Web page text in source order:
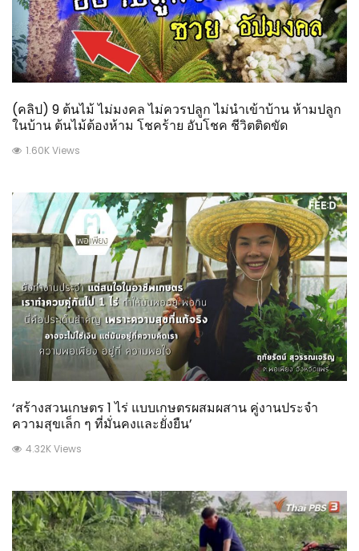
(คลิป) 9 ต้นไม้ ไม่มงคล ไม่ควรปลูก ไม่นำเข้าบ้าน ห้ามปลูก
ในบ้าน ต้นไม้ต้องห้าม โชคร้าย อับโชค ชีวิตติดขัด
1.60K Views
‘สร้างสวนเกษตร 1 ไร่ แบบเกษตรผสมผสาน คู่งานประจำ
ความสุขเล็ก ๆ ที่มั่นคงและยั่งยืน’
4.32K Views